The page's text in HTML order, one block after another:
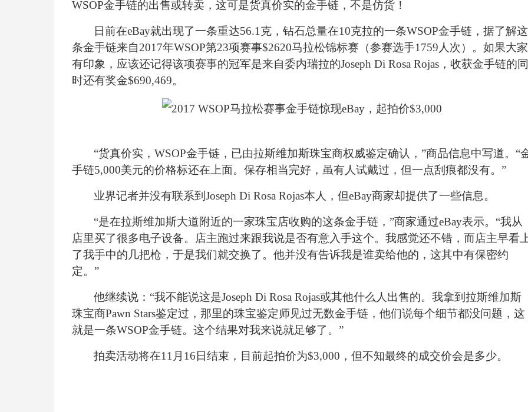
WSOP金手链的出售或转卖，这可是货真价实的金手链，不是仿货！
日前在eBay就出现了一条重达56.1克，钻石总量在10克拉的一条WSOP金手链，据了解这
条金手链来自2017年WSOP第23项赛事$2620马拉松锦标赛（参赛选手1759人次）。如果大家
有印象，应该还记得该项赛事的冠军是来自委内瑞拉的Joseph Di Rosa Rojas，收获金手链的同
时还有奖金$690,469。
“货真价实，WSOP金手链，已由拉斯维加斯珠宝商权威鉴定确认，”商品信息中写道。“
手链5,000美元的价格标还在上面。保存相当完好，虽有人试戴过，但一点刮痕都没有。”
业界记者并没有联系到Joseph Di Rosa Rojas本人，但eBay商家却提供了一些信息。
“是在拉斯维加斯大道附近的一家珠宝店收购的这条金手链，”商家通过eBay表示。“我从
店里买了很多电子设备。店主跑过来跟我说是否有意入手这个。我感觉还不错，而店主早看
了我手中的几把枪，于是我们就交换了。他并没有告诉我是谁卖给他的，这其中有保密约
定。”
他继续说：“我不能说这是Joseph Di Rosa Rojas或其他什么人出售的。我拿到拉斯维加斯
珠宝商Pawn Stars鉴定过，那里的珠宝鉴定师见过无数金手链，他们说每个细节都没问题，这
就是一条WSOP金手链。这个结果对我来说就足够了。”
拍卖活动将在11月16日结束，目前起拍价为$3,000，但不知最终的成交价会是多少。